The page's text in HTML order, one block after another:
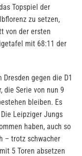
Topspiel der
zu setzen,
von der ersten
mit 68:11 der
gegen die D1
die Serie von nun 9
bleiben. Es
Leipziger Jungs
haben, auch so
– trotz schwacher
5 Toren absetzen